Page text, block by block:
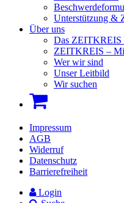
Unterstützung &
Über uns
Das ZEITKREIS
ZEITKREIS –
Wer wir sind
Unser Leitbild
Wir suchen
Impressum
AGB
Widerruf
Datenschutz
Barrierefreiheit
Login